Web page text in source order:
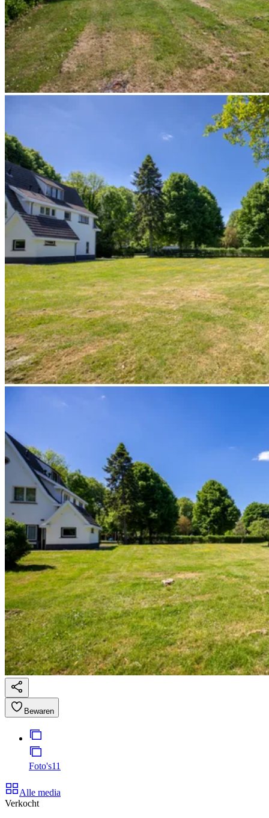
Bewaren
Foto's11
Alle media
Verkocht